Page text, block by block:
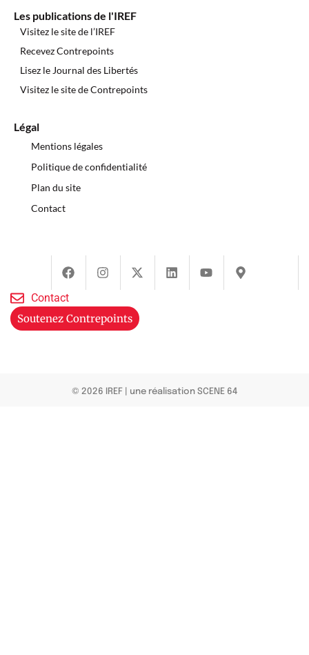
Les publications de l'IREF
Visitez le site de l’IREF
Recevez Contrepoints
Lisez le Journal des Libertés
Visitez le site de Contrepoints
Légal
Mentions légales
Politique de confidentialité
Plan du site
Contact
Contact
Soutenez Contrepoints
© 2026 IREF une réalisation SCENE 64